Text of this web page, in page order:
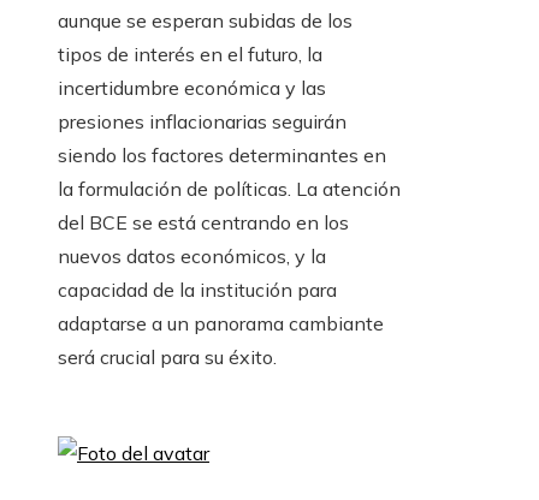
aunque se esperan subidas de los
tipos de interés en el futuro, la
incertidumbre económica y las
presiones inflacionarias seguirán
siendo los factores determinantes en
la formulación de políticas. La atención
del BCE se está centrando en los
nuevos datos económicos, y la
capacidad de la institución para
adaptarse a un panorama cambiante
será crucial para su éxito.